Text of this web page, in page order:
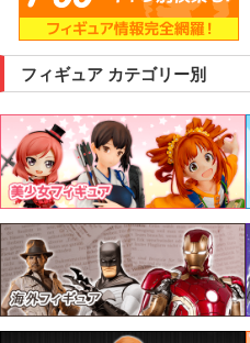
フィギュア カテゴリー別